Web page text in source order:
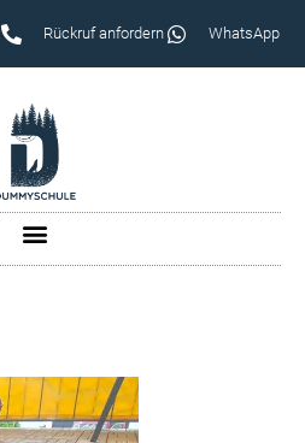
Rückruf anfordern WhatsApp